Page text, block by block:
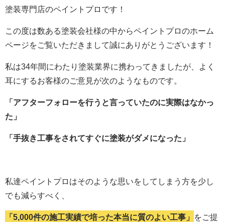
塗装専門店のペイントプロです！
この度は数ある塗装会社様の中からペイントプロのホーム
ページをご覧いただきまして誠にありがとうございます！
私は34年間にわたり塗装業界に携わってきましたが、よく
耳にするお客様のご意見が次のようなものです。
「アフターフォローを行うと言っていたのに実際はなかっ
た」
「手抜き工事をされてすぐに塗装がダメになった」
私達ペイントプロはそのような思いをしてしまう方を少し
でも減らすべく、
「5,000件の施工実績で培った本当に質のよい工事」
をご提